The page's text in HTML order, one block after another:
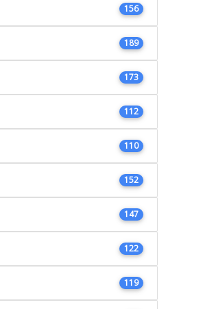
156
189
173
112
110
152
147
122
119